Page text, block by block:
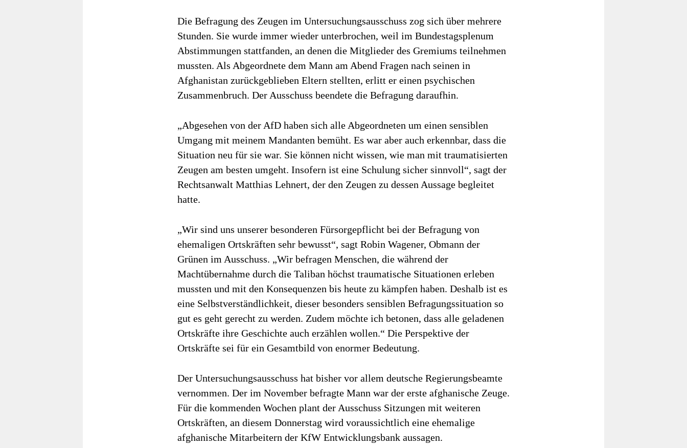
Die Befragung des Zeugen im Untersuchungsausschuss zog sich über mehrere
Stunden. Sie wurde immer wieder unterbrochen, weil im Bundestagsplenum
Abstimmungen stattfanden, an denen die Mitglieder des Gremiums teilnehmen
mussten. Als Abgeordnete dem Mann am Abend Fragen nach seinen in
Afghanistan zurückgeblieben Eltern stellten, erlitt er einen psychischen
Zusammenbruch. Der Ausschuss beendete die Befragung daraufhin.
„Abgesehen von der AfD haben sich alle Abgeordneten um einen sensiblen
Umgang mit meinem Mandanten bemüht. Es war aber auch erkennbar, dass die
Situation neu für sie war. Sie können nicht wissen, wie man mit traumatisierten
Zeugen am besten umgeht. Insofern ist eine Schulung sicher sinnvoll“, sagt der
Rechtsanwalt Matthias Lehnert, der den Zeugen zu dessen Aussage begleitet
hatte.
„Wir sind uns unserer besonderen Fürsorgepflicht bei der Befragung von
ehemaligen Ortskräften sehr bewusst“, sagt Robin Wagener, Obmann der
Grünen im Ausschuss. „Wir befragen Menschen, die während der
Machtübernahme durch die Taliban höchst traumatische Situationen erleben
mussten und mit den Konsequenzen bis heute zu kämpfen haben. Deshalb ist es
eine Selbstverständlichkeit, dieser besonders sensiblen Befragungssituation so
gut es geht gerecht zu werden. Zudem möchte ich betonen, dass alle geladenen
Ortskräfte ihre Geschichte auch erzählen wollen.“ Die Perspektive der
Ortskräfte sei für ein Gesamtbild von enormer Bedeutung.
Der Untersuchungsausschuss hat bisher vor allem deutsche Regierungsbeamte
vernommen. Der im November befragte Mann war der erste afghanische Zeuge.
Für die kommenden Wochen plant der Ausschuss Sitzungen mit weiteren
Ortskräften, an diesem Donnerstag wird voraussichtlich eine ehemalige
afghanische Mitarbeitern der KfW Entwicklungsbank aussagen.